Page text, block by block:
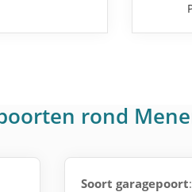
rond
Soort garagepoort